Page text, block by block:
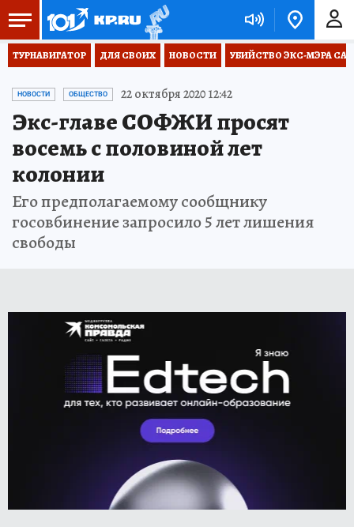
ТУРНАВИГАТОР ДЛЯ СВОИХ НОВОСТИ УБИЙСТВО ЭКС-МЭРА
НОВОСТИ ОБЩЕСТВО 22 октября 2020 12:42
Экс-главе СОФЖИ просят
восемь с половиной лет
колонии
Его предполагаемому сообщнику
госовбинение запросило 5 лет лишения
свободы